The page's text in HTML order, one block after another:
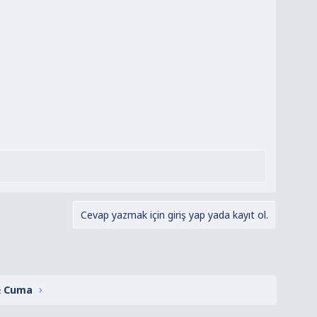
Cevap yazmak için giriş yap yada kayıt ol.
Cuma